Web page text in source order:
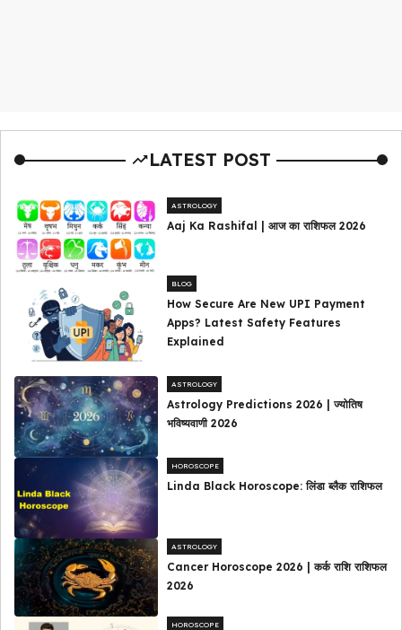
LATEST POST
ASTROLOGY
Aaj Ka Rashifal | आज का राशिफल 2026
BLOG
How Secure Are New UPI Payment
Apps? Latest Safety Features
Explained
ASTROLOGY
Astrology Predictions 2026 | ज्योतिष
भविष्यवाणी 2026
HOROSCOPE
Linda Black Horoscope: लिंडा ब्लैक राशिफल
ASTROLOGY
Cancer Horoscope 2026 | कर्क राशि राशिफल
2026
HOROSCOPE